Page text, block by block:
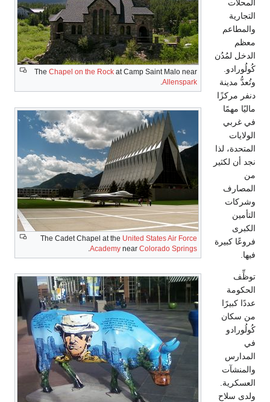
TheChapel on the Rock
at Camp Saint
The Cadet Chapel at the
United States
Academy near
.